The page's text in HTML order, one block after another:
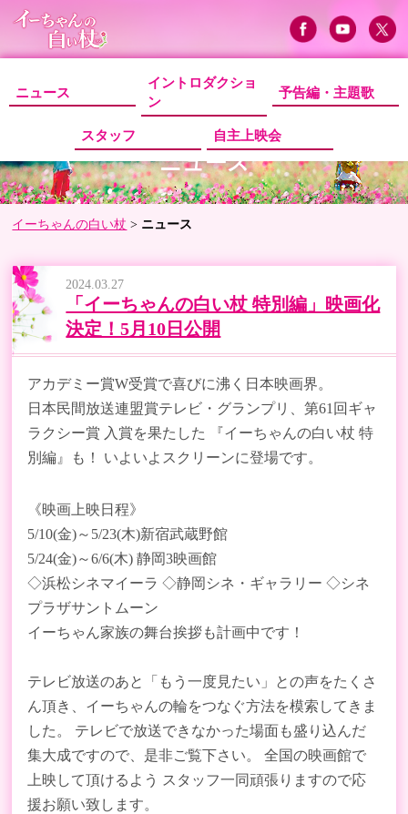
ニュース
イントロダクショ
ン
予告編・主題歌
スタッフ 自主上映会
ニュース
イーちゃんの白い杖 > ニュース
2024.03.27
「イーちゃんの白い杖 特別編」映画化
決定！5月10日公開
アカデミー賞W受賞で喜びに沸く日本映画界。
日本民間放送連盟賞テレビ・グランプリ、第61回ギャ
ラクシー賞 入賞を果たした 『イーちゃんの白い杖 特
別編』も！ いよいよスクリーンに登場です。
《映画上映日程》
5/10(金)～5/23(木)新宿武蔵野館
5/24(金)～6/6(木) 静岡3映画館
◇浜松シネマイーラ ◇静岡シネ・ギャラリー ◇シネ
プラザサントムーン
イーちゃん家族の舞台挨拶も計画中です！
テレビ放送のあと「もう一度見たい」との声をたくさ
ん頂き、イーちゃんの輪をつなぐ方法を模索してきま
した。 テレビで放送できなかった場面も盛り込んだ
集大成ですので、是非ご覧下さい。 全国の映画館で
上映して頂けるよう スタッフ一同頑張りますので応
援お願い致します。